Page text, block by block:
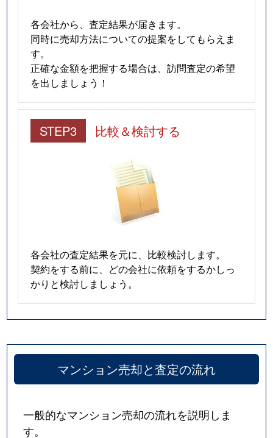
各会社から、査定結果が届きます。
同時に売却方法についての提案をしてもらえま
す。
正確な金額を把握する場合は、訪問査定の希望
を出しましょう！
STEP3 比較＆検討する
各会社の査定結果を元に、比較検討します。
契約をする前に、どの会社に依頼をするかしっ
かりと検討しましょう。
マンション売却と査定の流れ
一般的なマンション売却の流れを説明しま
す。